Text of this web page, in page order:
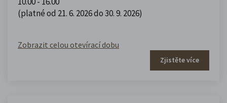
(platné od 21. 6. 2026 do 30. 9. 2026)
Zobrazit celou otevírací dobu
Zjistěte více